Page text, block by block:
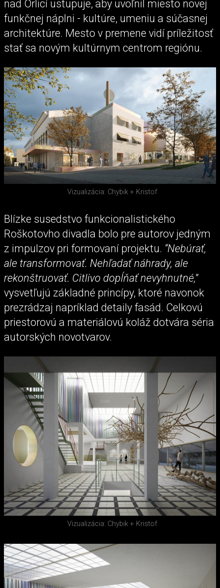
nad Orlicí ustupuje, aby uvoľnil miesto novej
funkčnej náplni - kultúre, umeniu a súčasnej
architektúre. Mesto v premene vidí príležitosť
stať sa novým kultúrnym centrom regiónu.
Vizualizácia: Chybik + Kristof
Blízke susedstvo funkcionalistického
Roškotovho divadla bolo pre autorov jedným
z impulzov pri formovaní projektu. “Nebúrať,
ale transformovať. Nehľadať náhrady, ale
rekonštruovať. Citlivo dopĺňať nevyhnutné,”
vysvetľujú základné princípy, ktoré navonok
prezrádzaj napríklad detaily fasád. Celkovú
priestorovú a materiálovú koláž dotvára séria
autorských novotvarov.
Vizualizácia: Chybik + Kristof